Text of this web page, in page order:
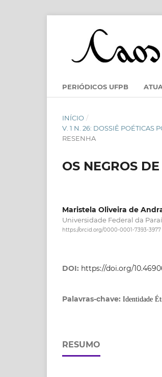
PERIÓDICOS UFPB
INÍCIO /
V. 1 N. 26: DOSSIÊ POÉTICAS
RESENHA
OS NEGROS
Maristela Oliveira de
Universidade Federal da
https://orcid.org/0000-0001-7393-3977
DOI: https://doi.org/
Palavras-chave: Identidade
RESUMO